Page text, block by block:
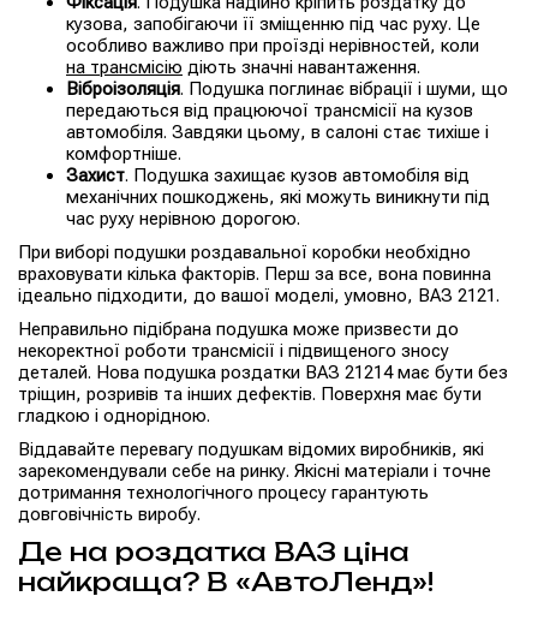
кузова, запобігаючи її зміщенню під час руху. Це
особливо важливо при проїзді нерівностей, коли
на трансмісію діють значні навантаження.
Віброізоляція. Подушка поглинає вібрації і шуми, що
передаються від працюючої трансмісії на кузов
автомобіля. Завдяки цьому, в салоні стає тихіше і
комфортніше.
Захист. Подушка захищає кузов автомобіля від
механічних пошкоджень, які можуть виникнути під
час руху нерівною дорогою.
При виборі подушки роздавальної коробки необхідно
враховувати кілька факторів. Перш за все, вона повинна
ідеально підходити, до вашої моделі, умовно, ВАЗ 2121.
Неправильно підібрана подушка може призвести до
некоректної роботи трансмісії і підвищеного зносу
деталей. Нова подушка роздатки ВАЗ 21214 має бути без
тріщин, розривів та інших дефектів. Поверхня має бути
гладкою і однорідною.
Віддавайте перевагу подушкам відомих виробників, які
зарекомендували себе на ринку. Якісні матеріали і точне
дотримання технологічного процесу гарантують
довговічність виробу.
Де на роздатка ВАЗ ціна
найкраща? В «АвтоЛенд»!